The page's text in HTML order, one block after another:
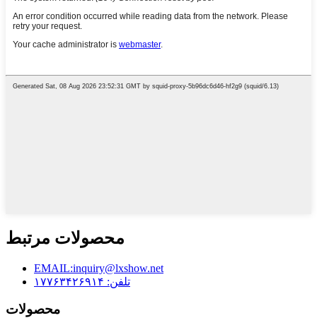
محصولات مرتبط
EMAIL:inquiry@lxshow.net
تلفن: ۱۷۷۶۳۴۲۶۹۱۴
محصولات